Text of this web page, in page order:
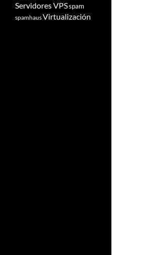
Servidores VPSspam
spamhausVirtualización